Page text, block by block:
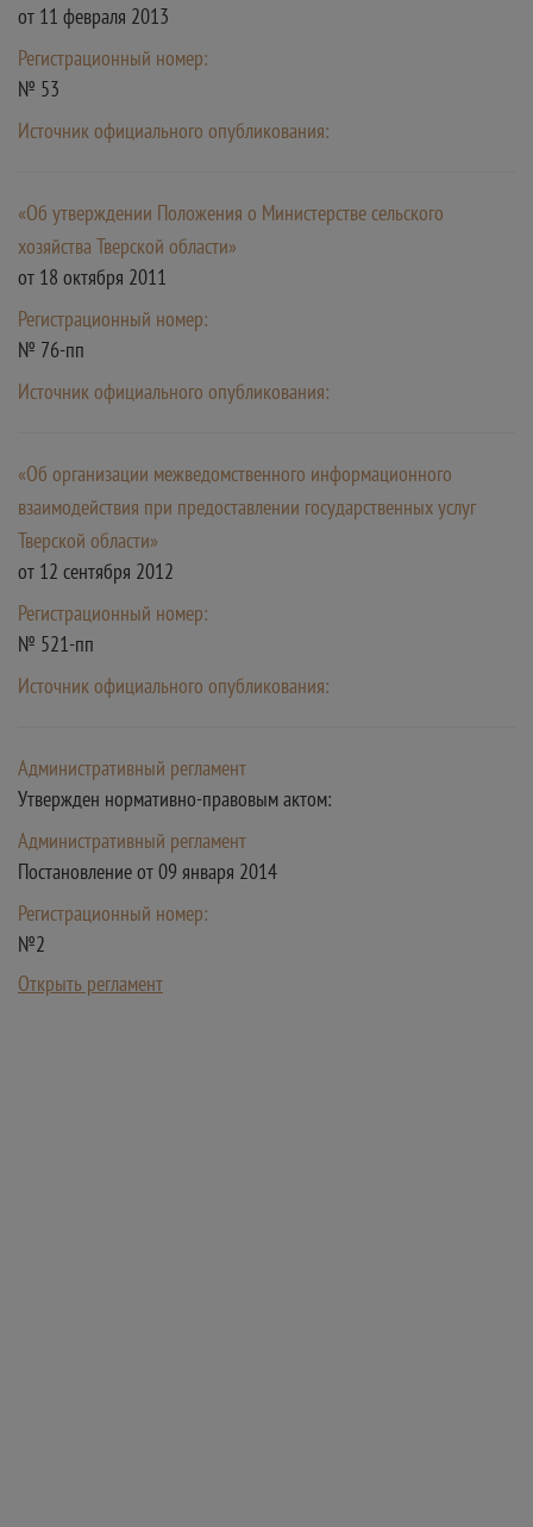
от 11 февраля 2013
Регистрационный номер:
№ 53
Источник официального опубликования:
«Об утверждении Положения о Министерстве сельского
хозяйства Тверской области»
от 18 октября 2011
Регистрационный номер:
№ 76-пп
Источник официального опубликования:
«Об организации межведомственного информационного
взаимодействия при предоставлении государственных услуг
Тверской области»
от 12 сентября 2012
Регистрационный номер:
№ 521-пп
Источник официального опубликования:
Административный регламент
Утвержден нормативно-правовым актом:
Административный регламент
Постановление от 09 января 2014
Регистрационный номер:
№2
Открыть регламент